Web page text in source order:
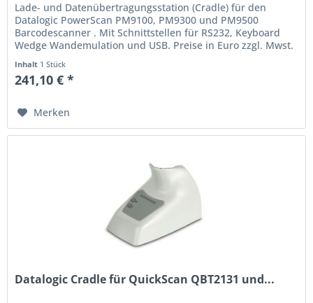
Lade- und Datenübertragungsstation (Cradle) für den
Datalogic PowerScan PM9100, PM9300 und PM9500
Barcodescanner . Mit Schnittstellen für RS232, Keyboard
Wedge Wandemulation und USB. Preise in Euro zzgl. Mwst.
Inhalt 1 Stück
241,10 € *
Merken
Datalogic Cradle für QuickScan QBT2131 und...